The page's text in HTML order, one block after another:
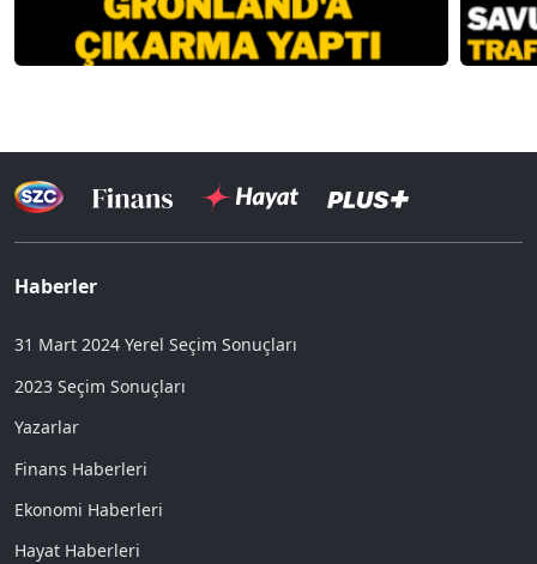
Haberler
31 Mart 2024 Yerel Seçim Sonuçları
2023 Seçim Sonuçları
Yazarlar
Finans Haberleri
Ekonomi Haberleri
Hayat Haberleri